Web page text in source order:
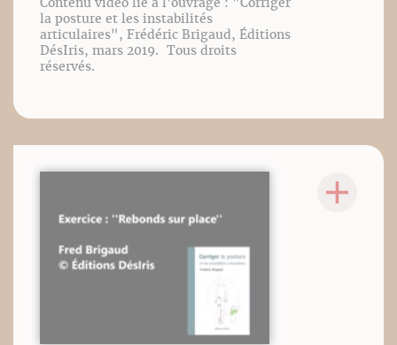
la posture et les instabilités
articulaires", Frédéric Brigaud, Éditions
DésIris, mars 2019. Tous droits
réservés.